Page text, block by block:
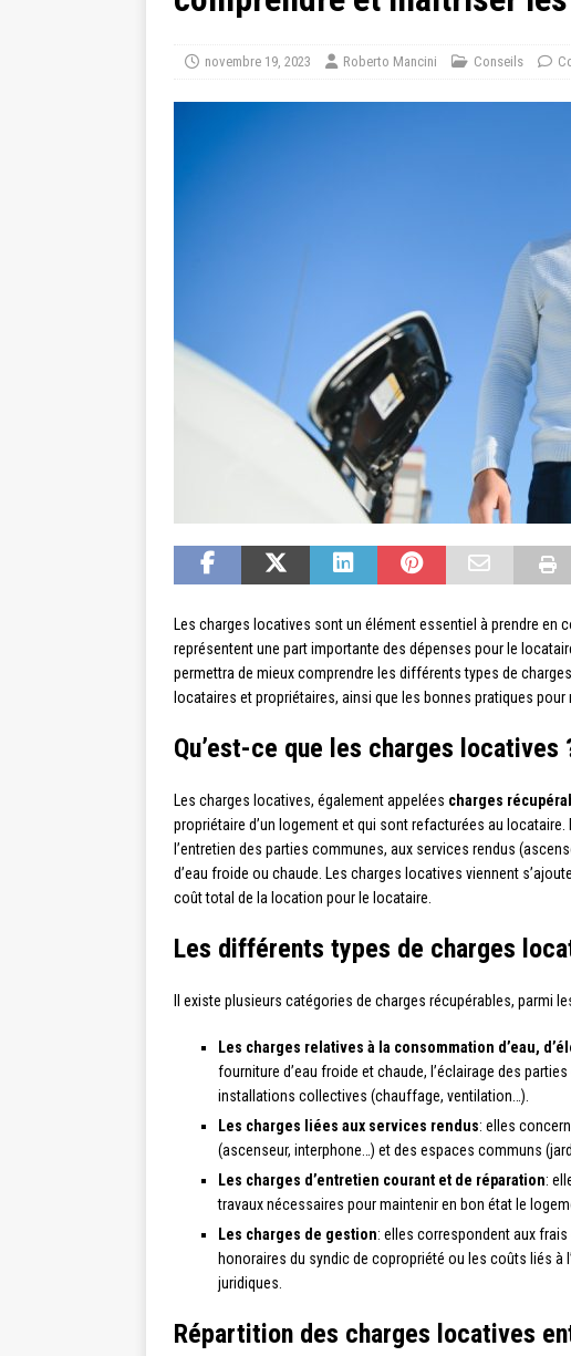
novembre 19, 2023 Roberto Mancini Conseils
Les charges locatives sont un élément essentiel à prendre en
représentent une part importante des dépenses pour le
permettra de mieux comprendre les différents types de
locataires et propriétaires, ainsi que les bonnes pratiques pour
Qu’est-ce que les charges locatives
Les charges locatives, également appelées charges
propriétaire d’un logement et qui sont refacturées au
l’entretien des parties communes, aux services rendus
d’eau froide ou chaude. Les charges locatives viennent
coût total de la location pour le locataire.
Les différents types de charges
Il existe plusieurs catégories de charges récupérables, parmi
Les charges relatives à la consommation d’eau,
fourniture d’eau froide et chaude, l’éclairage des
installations collectives (chauffage, ventilation…).
Les charges liées aux services rendus: elles
(ascenseur, interphone…) et des espaces communs
Les charges d’entretien courant et de réparation:
travaux nécessaires pour maintenir en bon état le
Les charges de gestion: elles correspondent aux
honoraires du syndic de copropriété ou les coûts liés
juridiques.
Répartition des charges locatives